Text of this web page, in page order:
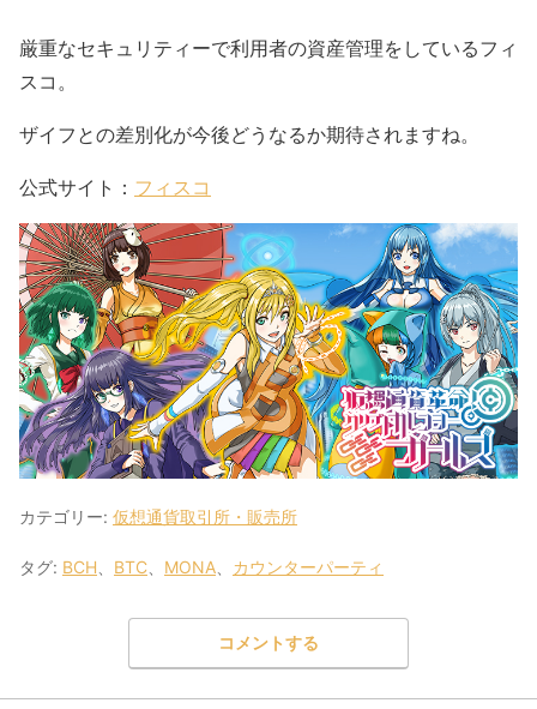
厳重なセキュリティーで利用者の資産管理をしているフィ
スコ。
ザイフとの差別化が今後どうなるか期待されますね。
公式サイト： フィスコ
カテゴリー: 仮想通貨取引所・販売所
タグ: BCH BTC MONA カウンターパーティ
コメントする